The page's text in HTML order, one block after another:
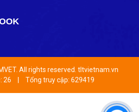
All rights reserved. tltvietnam.vn
26
Tổng truy cập: 629419